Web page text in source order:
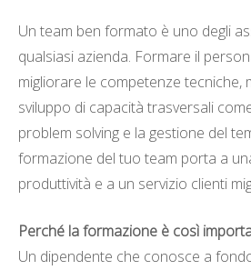
Un team ben formato è uno degli
qualsiasi azienda. Formare il
migliorare le competenze tecniche,
sviluppo di capacità trasversali
problem solving e la gestione del
formazione del tuo team porta a
produttività e a un servizio clienti
Perché la formazione è così
Un dipendente che conosce a